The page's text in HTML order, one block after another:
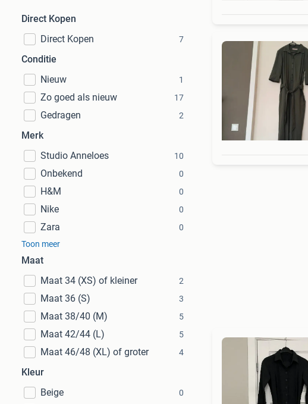
Direct Kopen
Direct Kopen
7
Conditie
Nieuw
1
Zo goed als nieuw 17
Gedragen 2
Merk
Studio Anneloes
10
Onbekend 0
H&M 0
Nike 0
Zara
0
Toon meer
Maat
Maat 34 (XS) of kleiner
2
Maat 36 (S) 3
Maat 38/40 (M) 5
Maat 42/44 (L) 5
Maat 46/48 (XL) of groter 4
Kleur
Beige
0